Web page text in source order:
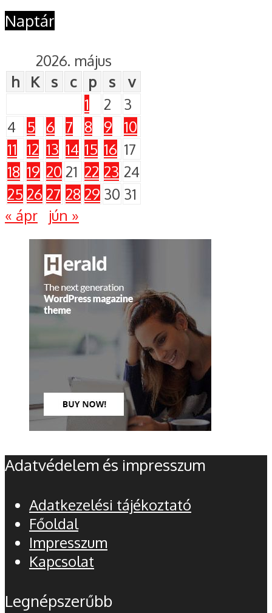
Naptár
2026. május
h
K s c p s
v
1
2
3
4
5 6 7 8 9
10
11
12 13 14 15 16 17
18 19 20 21 22 23 24
25 26 27 28 29 30 31
« ápr
jún »
Adatvédelem és impresszum
Adatkezelési tájékoztató
Főoldal
Impresszum
Kapcsolat
Legnépszerűbb